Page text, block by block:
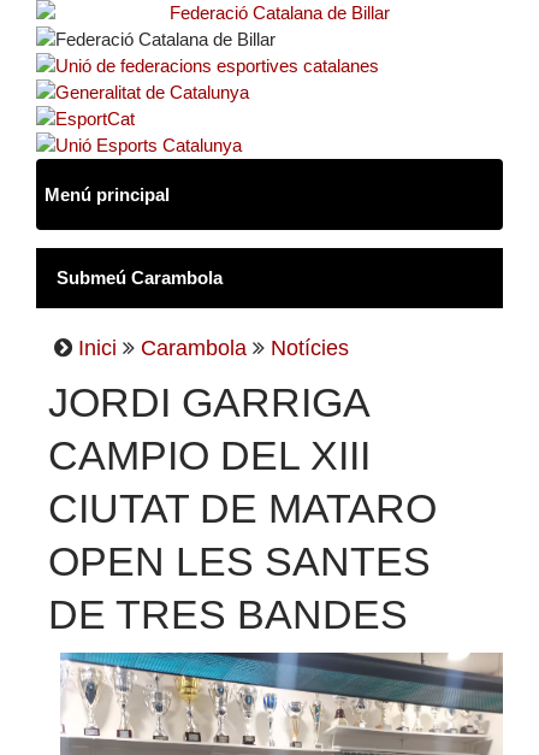
Inici Carambola Notícies
JORDI GARRIGA
CAMPIO DEL XIII
CIUTAT DE MATARO
OPEN LES SANTES
DE TRES BANDES